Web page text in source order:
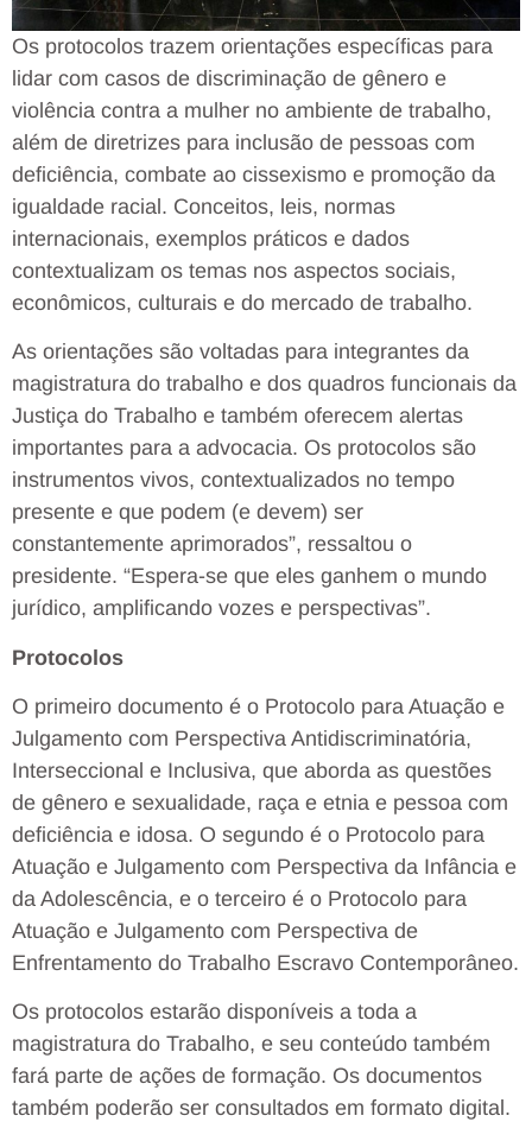
Os protocolos trazem orientações específicas para
lidar com casos de discriminação de gênero e
violência contra a mulher no ambiente de trabalho,
além de diretrizes para inclusão de pessoas com
deficiência, combate ao cissexismo e promoção da
igualdade racial. Conceitos, leis, normas
internacionais, exemplos práticos e dados
contextualizam os temas nos aspectos sociais,
econômicos, culturais e do mercado de trabalho.
As orientações são voltadas para integrantes da
magistratura do trabalho e dos quadros funcionais da
Justiça do Trabalho e também oferecem alertas
importantes para a advocacia. Os protocolos são
instrumentos vivos, contextualizados no tempo
presente e que podem (e devem) ser
constantemente aprimorados”, ressaltou o
presidente. “Espera-se que eles ganhem o mundo
jurídico, amplificando vozes e perspectivas”.
Protocolos
O primeiro documento é o Protocolo para Atuação e
Julgamento com Perspectiva Antidiscriminatória,
Interseccional e Inclusiva, que aborda as questões
de gênero e sexualidade, raça e etnia e pessoa com
deficiência e idosa. O segundo é o Protocolo para
Atuação e Julgamento com Perspectiva da Infância e
da Adolescência, e o terceiro é o Protocolo para
Atuação e Julgamento com Perspectiva de
Enfrentamento do Trabalho Escravo Contemporâneo.
Os protocolos estarão disponíveis a toda a
magistratura do Trabalho, e seu conteúdo também
fará parte de ações de formação. Os documentos
também poderão ser consultados em formato digital.